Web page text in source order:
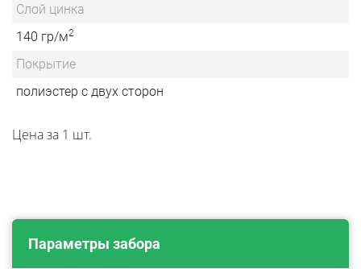
Слой цинка
140 гр/м2
Покрытие
полиэстер с двух сторон
Цена за 1 шт.
Параметры забора